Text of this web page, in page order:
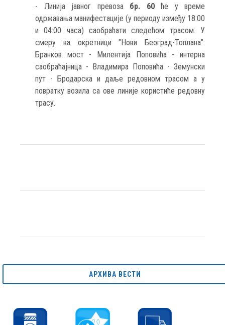
- Линија јавног превоза бр. 60ће у време
одржавања манифестације (у периоду између 18:00
и 04:00 часа) саобраћати следећом трасом: У
смеру ка окретници "Нови Београд-Топлана":
Бранков мост - Милентија Поповића - интерна
саобраћајница - Владимира Поповића - Земунски
пут - Бродарска и даље редовном трасом а у
повратку возила са ове линије користиће редовну
трасу.
АРХИВА ВЕСТИ